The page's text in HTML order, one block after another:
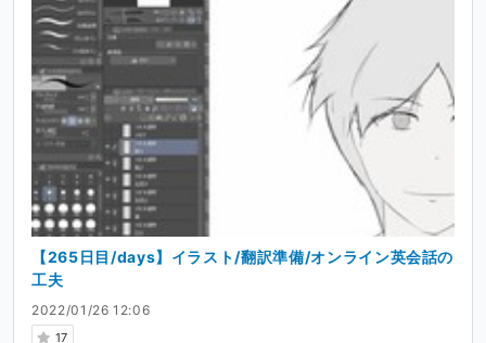
2022/01/26 12:06
17
【265日目/days】イラスト/翻訳準備/オンライン英会話の
工夫